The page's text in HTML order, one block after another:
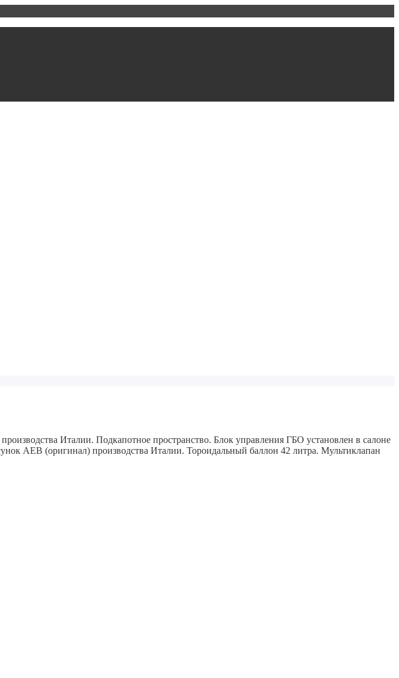
Италии. Подкапотное пространство. Блок управления ГБО установлен в салоне
AEB (оригинал) производства Италии. Тороидальный баллон 42 литра. Мультиклапан